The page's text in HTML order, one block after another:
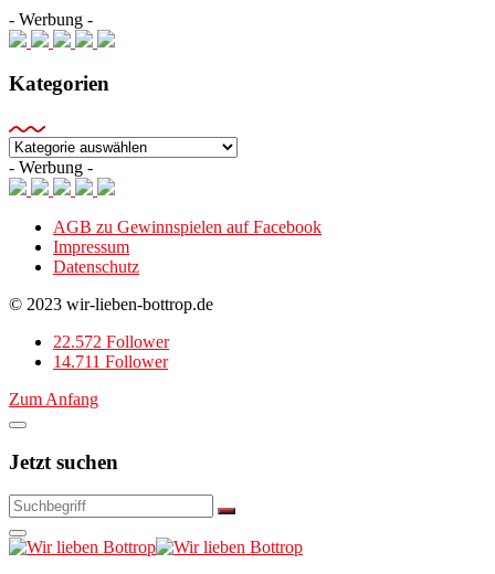
- Werbung -
Kategorien
Kategorien
- Werbung -
AGB zu Gewinnspielen auf Facebook
Impressum
Datenschutz
© 2023 wir-lieben-bottrop.de
22.572 Follower
14.711 Follower
Zum Anfang
Jetzt suchen